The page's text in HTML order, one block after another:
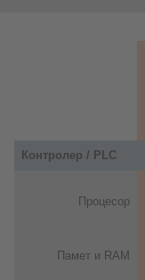
Контролер / PLC
Процесор
Памет и RAM